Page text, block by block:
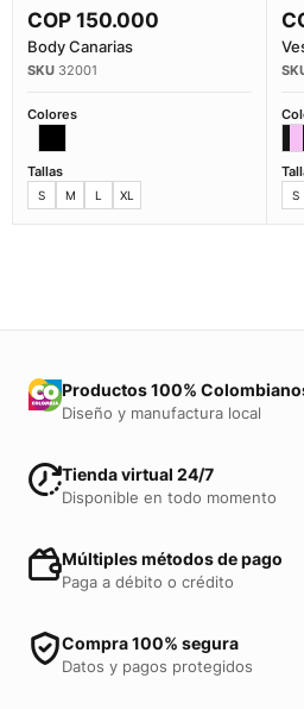
Comprar Ahora
COP 150.000
Body Canarias
32001
Colores
Tallas
S M L XL S
Productos 100%
Diseño y manufactura local
Tienda virtual 24/7
Disponible en todo momento
Múltiples métodos de pago
Paga a débito o crédito
Compra 100% segura
Datos y pagos protegidos